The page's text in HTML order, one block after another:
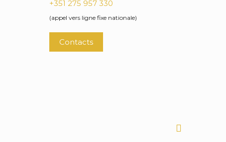
+351 275 957 330
(appel vers ligne fixe nationale)
Contacts